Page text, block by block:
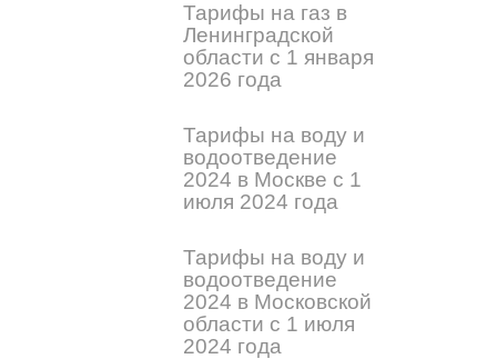
Тарифы на газ в
Ленинградской
области с 1 января
2026 года
Тарифы на воду и
водоотведение
2024 в Москве с 1
июля 2024 года
Тарифы на воду и
водоотведение
2024 в Московской
области с 1 июля
2024 года